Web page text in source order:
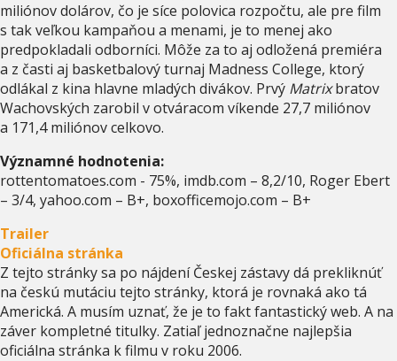
miliónov dolárov, čo je síce polovica rozpočtu, ale pre film
s tak veľkou kampaňou a menami, je to menej ako
predpokladali odborníci. Môže za to aj odložená premiéra
a z časti aj basketbalový turnaj Madness College, ktorý
odlákal z kina hlavne mladých divákov. Prvý Matrixbratov
Wachovských zarobil v otváracom víkende 27,7 miliónov
a 171,4 miliónov celkovo.
Významné hodnotenia:
rottentomatoes.com - 75%, imdb.com – 8,2/10, Roger Ebert
– 3/4, yahoo.com – B+, boxofficemojo.com – B+
Trailer
Oficiálna stránka
Z tejto stránky sa po nájdení Českej zástavy dá prekliknúť
na českú mutáciu tejto stránky, ktorá je rovnaká ako tá
Americká. A musím uznať, že je to fakt fantastický web. A na
záver kompletné titulky. Zatiaľ jednoznačne najlepšia
oficiálna stránka k filmu v roku 2006.